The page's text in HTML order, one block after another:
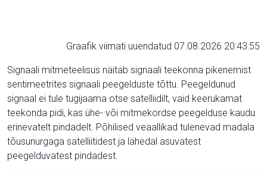
Graafik viimati uuendatud 07.08.2026 20:43:55
Signaali mitmeteelisus näitab signaali teekonna pikenemist
sentimeetrites signaali peegelduste tõttu. Peegeldunud
signaal ei tule tugijaama otse satelliidilt, vaid keerukamat
teekonda pidi, kas ühe- või mitmekordse peegelduse kaudu
erinevatelt pindadelt. Põhilised veaallikad tulenevad madala
tõusunurgaga satelliitidest ja lähedal asuvatest
peegelduvatest pindadest.